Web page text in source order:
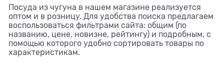
Посуда из чугуна в нашем магазине реализуется
оптом и в розницу. Для удобства поиска предлагаем
воспользоваться фильтрами сайта: общим (по
названию, цене, новизне, рейтингу) и подробным, с
помощью которого удобно сортировать товары по
характеристикам.